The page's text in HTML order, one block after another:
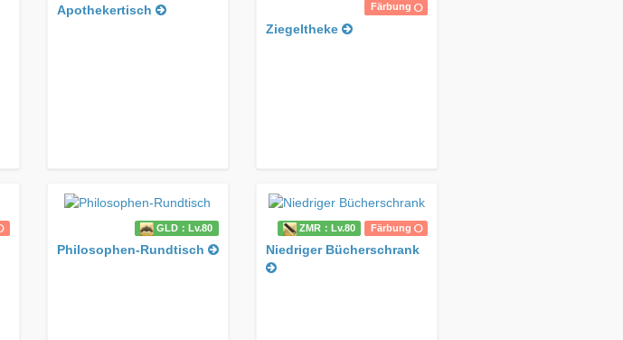
Apothekertisch
Färbung
Ziegeltheke
GLD：Lv.80
Philosophen-Rundtisch
ZMR：Lv.80 Färbung
Niedriger Bücherschrank